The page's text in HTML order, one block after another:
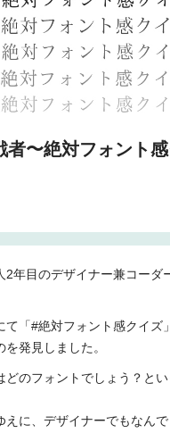
者〜絶対フォント
2年目のデザイナー兼コーダ
て「#絶対フォント感クイズ
発見しました。
どのフォントでしょう？と
えに、デザイナーでもなん